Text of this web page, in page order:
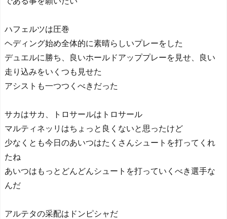
ハフェルツは圧巻
ヘディング始め全体的に素晴らしいプレーをした
デュエルに勝ち、良いホールドアッププレーを見せ、良い
走り込みをいくつも見せた
アシストも一つつくべきだった
サカはサカ、トロサールはトロサール
マルティネッリはちょっと良くないと思ったけど
少なくとも今日のあいつはたくさんシュートを打ってくれ
たね
あいつはもっとどんどんシュートを打っていくべき選手な
んだ
アルテタの采配はドンピシャだ